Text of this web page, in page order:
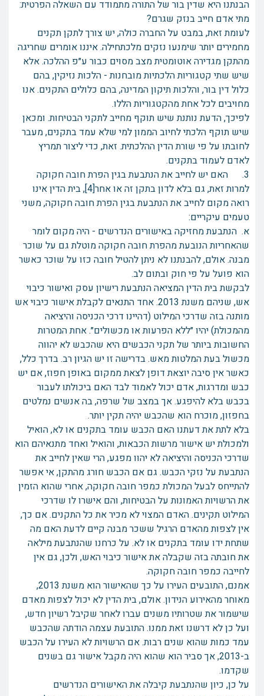
הבנתנו היא שדין בור של התורה מתמודד עם השאלה הפרטית:
מתי אדם חייב בנזק שגרם?
לעומת זאת, במבט על החברה כולה, יש צורך לתקן תקנים
מחמירים יותר שימנעו נזקים מלכתחילה. איננו אומרים שחריגה
מהתקן מגדירה אוטומטית מצב מסוים כבור ע״פ ההלכה. אלא
שיש שתי קטגוריות הלכתיות מובחנות - הלכות נזיקין, בהם
כלול דין בור, והלכות תיקון המדינה, בהם כלולים התקנים. אנו
מחויבים לכל אחת מהקטגוריות הללו.
לפיכך, הדעת נותנת שיש תוקף מחייב לתקני הבטיחות. ומכאן
שיש תוקף הלכתי לחיוב הממון למי שלא עמד בתקנים, מעבר
לחובתו על פי שורת הדין ההלכתית. זאת, כדי ליצור תמריץ
לאדם לעמוד בתקנים.
3. האם יש לחייב את הנתבעת בגין הפרת חובה חקוקה
למרות זאת, גם בלא לדון בתקן זה או אחר[4], בית הדין אינו
רואה מקום לחייב את הנתבעת בגין הפרת חובה חקוקה, משני
טעמים עיקריים:
א. הנתבעת מחזיקה באישורים הנדרשים - היה מקום לומר
שהאחריות הנובעת מהפרת חובה חקוקה מוטלת גם על שוכר
מבנה. אולם, להבנתנו לא ניתן להטיל חובה כזו על שוכר כאשר
הוא פועל על פי חוק ובתום לב.
לבקשת בית הדין המציאה הנתבעת רישיון עסק ואישור כיבוי
אש, שניהם משנת 2013. אחד התנאים לקבלת אישור כיבוי אש
מותנה בזה שדרכי המילוט (דהיינו דרכי הכניסה והיציאה
מהמכולת) יהיו ״ללא הפרעות או מכשולים״. אחת המטרות
החשובות ביותר של תקני הכבשים היא שהכבש לא יהווה
מכשול בעת המלטות מאש. בדרישה זו יש הגיון רב. בדרך כלל,
כאשר אין סיבה יוצאת דופן לצאת ממקום באופן חפוז, אם יש
כבש ומדרגות, אדם יכול לאמוד לבד האם ביכולתו לעבור
בכבש בלא להיפגע. אך במצב של שרפה, בה אנשים נמלטים
בחפזון, מוכרח הוא שהכבש יהיה תקין יותר.
בלא לתת את דעתנו האם הכבש עומד בתקנים או לא, הואיל
ולמכולת יש אישור מרשות הכבאות, והואיל ואחד מתנאיהם הוא
שדרכי הכניסה והיציאה לא יהוו מפגע, הרי שאין לחייב את
הנתבעת על נזקי הכבש. גם אם הכבש חורג מהתקן, אי אפשר
להתייחס לבעל המכולת כמפר חובה חקוקה, אחרי שהוא הזמין
את הרשויות האמונות על הבטיחות, והם אישרו לו שדרכי
המילוט תקינים. האדם המצוי לא מכיר את כל התקנים. אם כך,
אין לצפות מהאדם הרגיל ששכר מבנה קיים לדעת האם מה
שתחת ידו עומד בתקנים או לא. על כרחנו שהנתבעת מילאה
את חובתה בזה שקבלה את אישור כיבוי האש, ולכן, גם אין
לחייבה כמפר חובה חקוקה.
אמנם, התובעים העירו על כך שהאישור הוא משנת 2013,
מאוחר מהאירוע הנידון. אולם, בית הדין לא יכול לצפות מאדם
שישמור את שטרותיו משנים עברו לאחר שקיבל רשיון חדש,
ועל כן לא דרשנו זאת ממנו. התובעת עצמה הודתה שהכבש
עמד כמות שהוא שנים רבות. אם הרשויות לא העירו על הכבש
ב-2013, אך סביר הוא שהוא היה מקבל אישור גם בשנים
שקדמו.
על כן, כיון שהנתבעת קיבלה את האישורים הנדרשים